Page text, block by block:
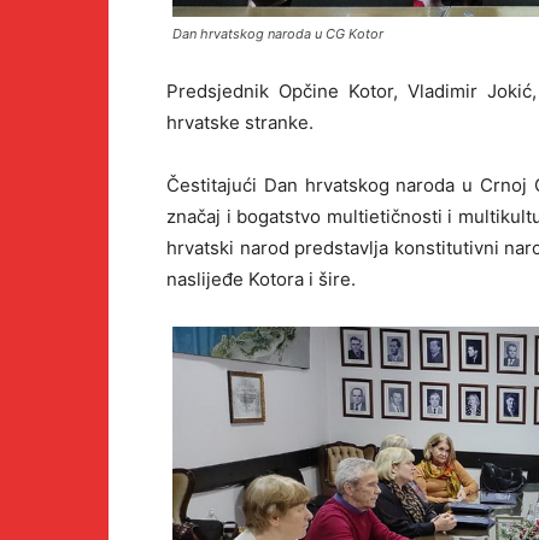
Dan hrvatskog naroda u CG Kotor
Predsjednik Opčine Kotor, Vladimir
hrvatske stranke.
Čestitajući Dan hrvatskog naroda u
značaj i bogatstvo multietičnosti i
hrvatski narod predstavlja konstitutivni
naslijeđe Kotora i šire.